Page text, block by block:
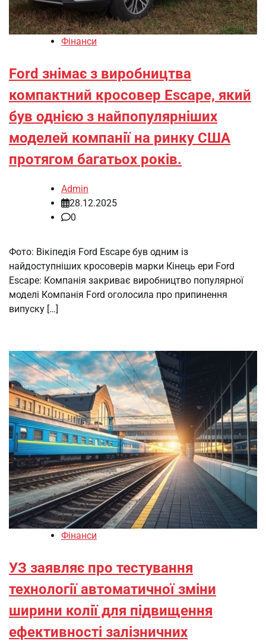
Фінанси
Ford знімає з виробництва
компактний кросовер Escape, який
був однією з найпопулярніших
моделей компанії на ринку США
протягом багатьох років.
Admin
28.12.2025
0
Фото: Вікіпедія Ford Escape був одним із
найдоступніших кросоверів марки Кінець ери Ford
Escape: Компанія закриває виробництво популярної
моделі Компанія Ford оголосила про припинення
випуску […]
Фінанси
УЗ заявляє про тестування
технології автоматичної зміни
ширини колії для підвищення
ефективності залізничних